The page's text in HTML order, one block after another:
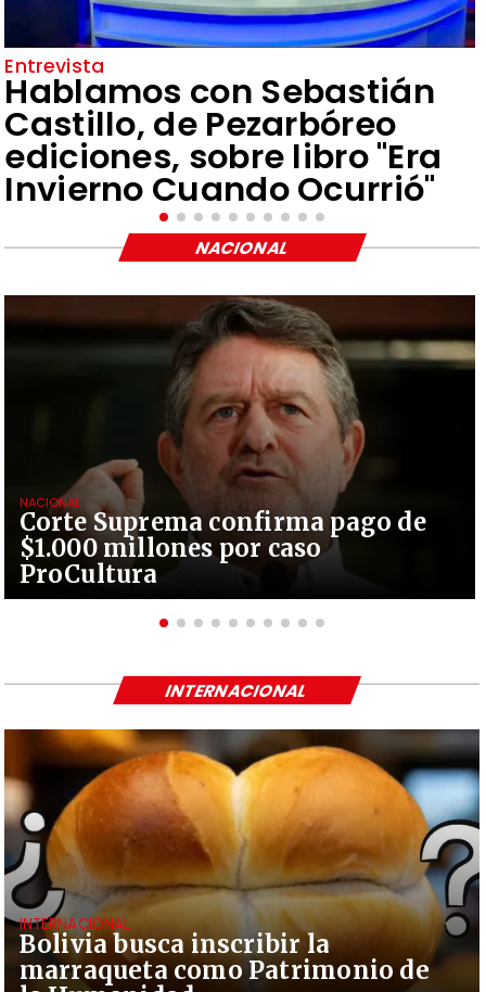
Entrevista
Hablamos con Sebastián
Castillo, de Pezarbóreo
ediciones, sobre libro "Era
Invierno Cuando Ocurrió"
Corte Suprema confirma pago de
$1.000 millones por caso
ProCultura
NACIONAL
NACIONAL
Bolivia busca inscribir la
marraqueta como Patrimonio de
INTERNACIONAL
INTERNACIONAL